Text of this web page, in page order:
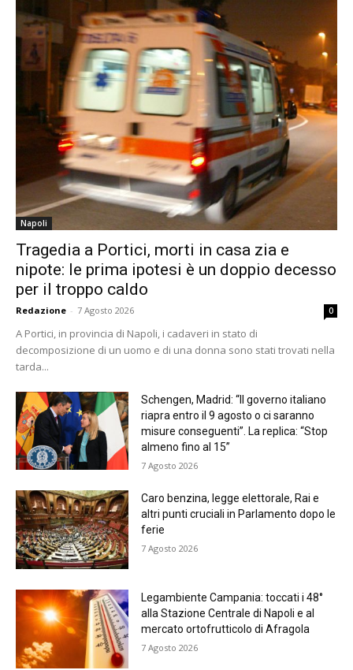
Napoli
Tragedia a Portici, morti in casa zia e
nipote: le prima ipotesi è un doppio decesso
per il troppo caldo
Redazione - 7 Agosto 2026 0
A Portici, in provincia di Napoli, i cadaveri in stato di
decomposizione di un uomo e di una donna sono stati trovati nella
tarda...
Schengen, Madrid: “Il governo italiano
riapra entro il 9 agosto o ci saranno
misure conseguenti”. La replica: “Stop
almeno fino al 15”
7 Agosto 2026
Caro benzina, legge elettorale, Rai e
altri punti cruciali in Parlamento dopo le
ferie
7 Agosto 2026
Legambiente Campania: toccati i 48°
alla Stazione Centrale di Napoli e al
mercato ortofrutticolo di Afragola
7 Agosto 2026